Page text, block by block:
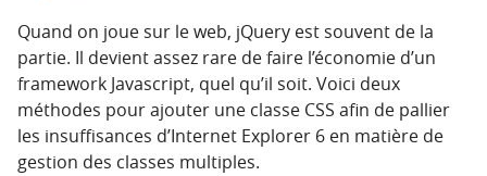
Quand on joue sur le web, jQuery est souvent de la
partie. Il devient assez rare de faire l’économie d’un
framework Javascript, quel qu’il soit. Voici deux
méthodes pour ajouter une classe CSS afin de pallier
les insuffisances d’Internet Explorer 6 en matière de
gestion des classes multiples.